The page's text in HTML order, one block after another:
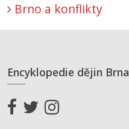
Brno a konflikty
Encyklopedie dějin Brna